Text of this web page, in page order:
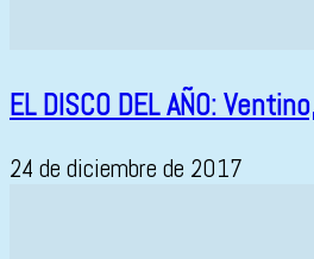
EL DISCO DEL AÑO:
24 de diciembre de 2017